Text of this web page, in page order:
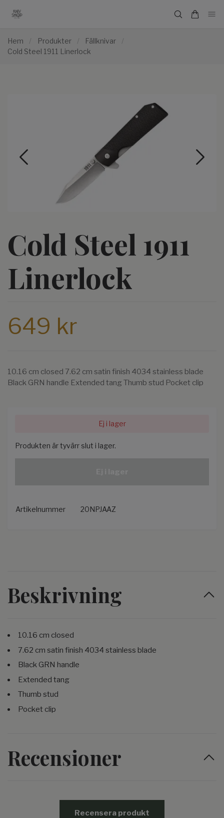
Hem / Produkter / Fällknivar
/
Cold Steel 1911 Linerlock
Cold Steel 1911
Linerlock
649 kr
10.16 cm closed 7.62 cm satin finish 4034 stainless blade
Black GRN handle Extended tang Thumb stud Pocket clip
Ej i lager
Produkten är tyvärr slut i lager.
Artikelnummer 20NPJAAZ
Beskrivning
10.16 cm closed
7.62 cm satin finish 4034 stainless blade
Black GRN handle
Extended tang
Thumb stud
Pocket clip
Recensioner
Recensera produkt